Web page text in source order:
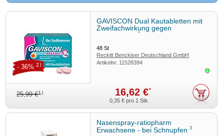
GAVD0082
Reckitt Benckiser Deutschland GmbH – 69067 Heidelberg
GAVISCON Dual Kautabletten mit
Zweifachwirkung gegen
3
48St
Reckitt Benckiser Deutschland GmbH
Artikelnr. 11528394
25,99 €1) 16,62 €*
- 36% 2)
0,35 € pro 1 Stk
Nasenspray-ratiopharm
Erwachsene - bei Schnupfen3